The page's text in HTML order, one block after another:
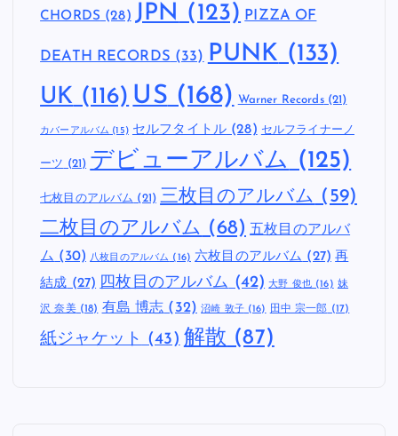
CHORDS (28) JPN (123) PIZZA OF
DEATH RECORDS (33) PUNK (133)
UK (116) US (168) Warner Records(21)
カバーアルバム (15) セルフタイトル(28) セルフライナーノ
ーツ (21) デビューアルバム (125)
七枚目のアルバム (21) 三枚目のアルバム (59)
二枚目のアルバム (68) 五枚目のアルバ
ム (30) 八枚目のアルバム (16) 六枚目のアルバム (27) 再
結成 (27) 四枚目のアルバム (42) 大野 俊也(16) 妹
沢 奈美(18) 有島 博志 (32) 沼崎 敦子(16) 田中 宗一郎 (17)
紙ジャケット (43) 解散 (87)